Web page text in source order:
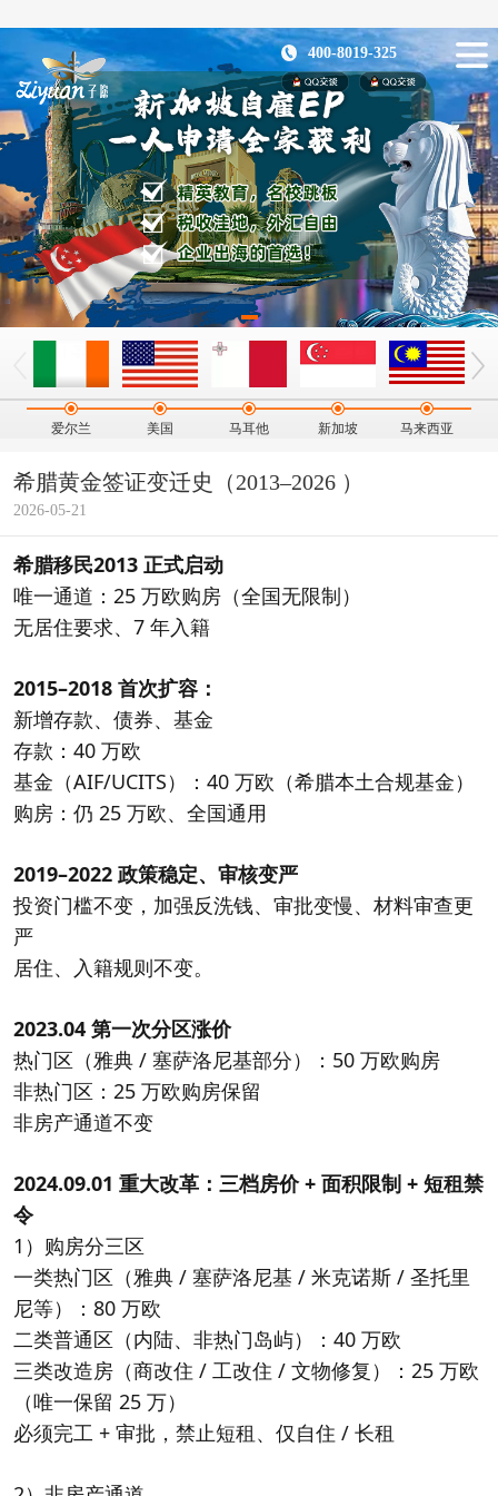
400-8019-325
爱尔兰 美国 马耳他 新加坡 马来西亚
希腊黄金签证变迁史（2013–2026 ）
2026-05-21
希腊移民2013 正式启动
唯一通道：25 万欧购房（全国无限制）
无居住要求、7 年入籍
2015–2018 首次扩容：
新增存款、债券、基金
存款：40 万欧
基金（AIF/UCITS）：40 万欧（希腊本土合规基金）
购房：仍 25 万欧、全国通用
2019–2022 政策稳定、审核变严
投资门槛不变，加强反洗钱、审批变慢、材料审查更
严
居住、入籍规则不变。
2023.04 第一次分区涨价
热门区（雅典 / 塞萨洛尼基部分）：50 万欧购房
非热门区：25 万欧购房保留
非房产通道不变
2024.09.01 重大改革：三档房价 + 面积限制 + 短租禁
令
1）购房分三区
一类热门区（雅典 / 塞萨洛尼基 / 米克诺斯 / 圣托里
尼等）：80 万欧
二类普通区（内陆、非热门岛屿）：40 万欧
三类改造房（商改住 / 工改住 / 文物修复）：25 万欧
（唯一保留 25 万）
必须完工 + 审批，禁止短租、仅自住 / 长租